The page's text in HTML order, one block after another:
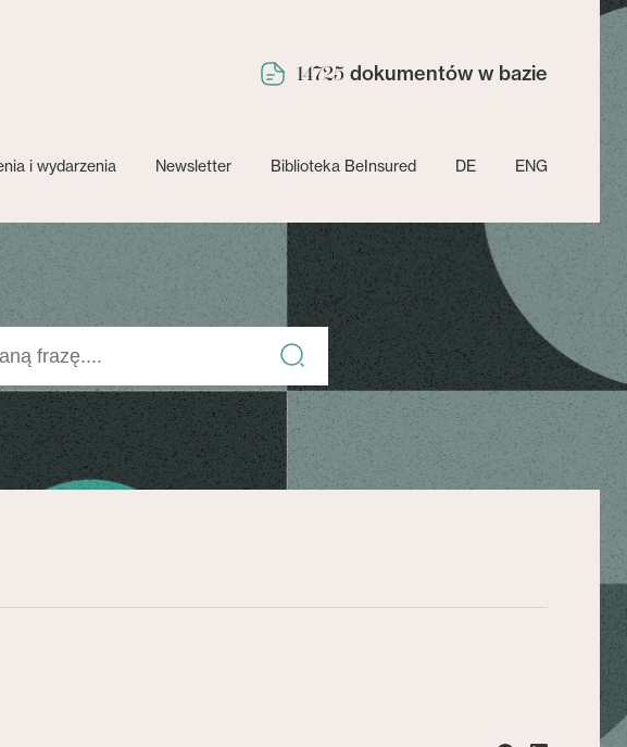
14725 dokumentów w bazie
i wydarzenia Newsletter Biblioteka BeInsured DE ENG